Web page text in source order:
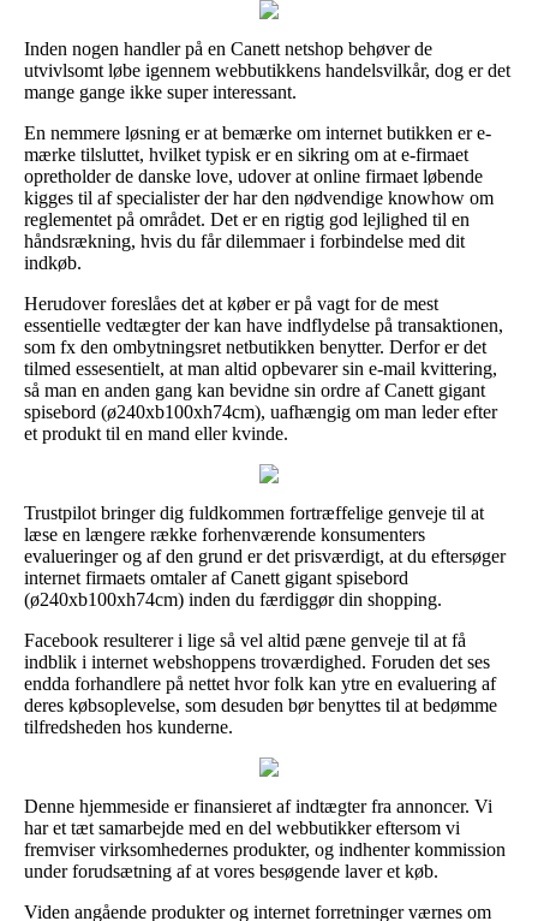
Inden nogen handler på en Canett netshop behøver de
utvivlsomt løbe igennem webbutikkens handelsvilkår, dog er det
mange gange ikke super interessant.
En nemmere løsning er at bemærke om internet butikken er e-
mærke tilsluttet, hvilket typisk er en sikring om at e-firmaet
opretholder de danske love, udover at online firmaet løbende
kigges til af specialister der har den nødvendige knowhow om
reglementet på området. Det er en rigtig god lejlighed til en
håndsrækning, hvis du får dilemmaer i forbindelse med dit
indkøb.
Herudover foreslåes det at køber er på vagt for de mest
essentielle vedtægter der kan have indflydelse på transaktionen,
som fx den ombytningsret netbutikken benytter. Derfor er det
tilmed essesentielt, at man altid opbevarer sin e-mail kvittering,
så man en anden gang kan bevidne sin ordre af Canett gigant
spisebord (ø240xb100xh74cm), uafhængig om man leder efter
et produkt til en mand eller kvinde.
Trustpilot bringer dig fuldkommen fortræffelige genveje til at
læse en længere række forhenværende konsumenters
evalueringer og af den grund er det prisværdigt, at du eftersøger
internet firmaets omtaler af Canett gigant spisebord
(ø240xb100xh74cm) inden du færdiggør din shopping.
Facebook resulterer i lige så vel altid pæne genveje til at få
indblik i internet webshoppens troværdighed. Foruden det ses
endda forhandlere på nettet hvor folk kan ytre en evaluering af
deres købsoplevelse, som desuden bør benyttes til at bedømme
tilfredsheden hos kunderne.
Denne hjemmeside er finansieret af indtægter fra annoncer. Vi
har et tæt samarbejde med en del webbutikker eftersom vi
fremviser virksomhedernes produkter, og indhenter kommission
under forudsætning af at vores besøgende laver et køb.
Viden angående produkter og internet forretninger værnes om